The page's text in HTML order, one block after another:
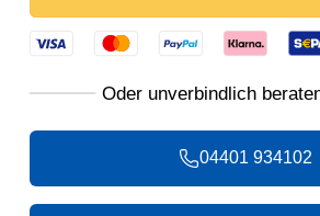
04401 934102